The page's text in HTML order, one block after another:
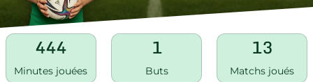
444
Minutes jouées
1
Buts
13
Matchs joués